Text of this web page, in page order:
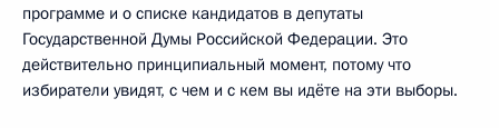
программе и о списке кандидатов в депутаты
Государственной Думы Российской Федерации. Это
действительно принципиальный момент, потому что
избиратели увидят, с чем и с кем вы идёте на эти выборы.